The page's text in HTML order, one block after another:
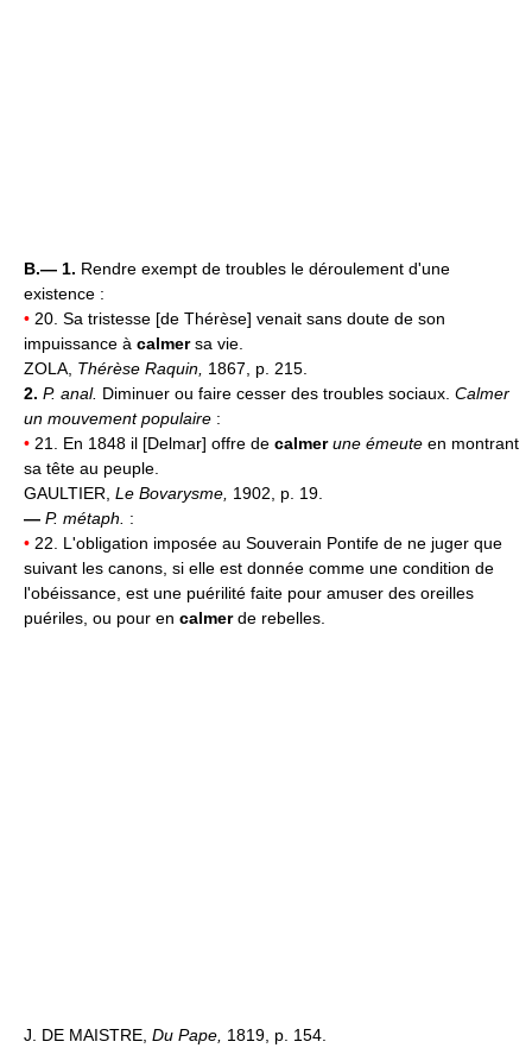
B.— 1. Rendre exempt de troubles le déroulement d'une
existence :
• 20. Sa tristesse [de Thérèse] venait sans doute de son
impuissance à calmersa vie.
ZOLA, Thérèse Raquin, 1867, p. 215.
2. P. anal. Diminuer ou faire cesser des troubles sociaux. Calmer
un mouvement populaire :
• 21. En 1848 il [Delmar] offre de calmerune émeute en montrant
sa tête au peuple.
GAULTIER, Le Bovarysme, 1902, p. 19.
— P. métaph.
:
• 22. L'obligation imposée au Souverain Pontife de ne juger que
suivant les canons, si elle est donnée comme une condition de
l'obéissance, est une puérilité faite pour amuser des oreilles
puériles, ou pour en calmerde rebelles.
J. DE MAISTRE, Du Pape, 1819, p. 154.